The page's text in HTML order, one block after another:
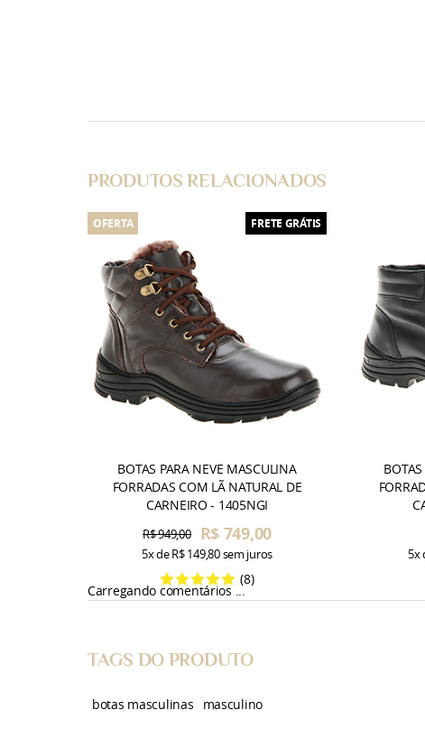
PRODUTOS RELACIONADOS
OFERTA FRETE GRÁTIS
BOTAS PARA NEVE MASCULINA
FORRADAS COM LÃ NATURAL DE
CARNEIRO - 1405NGI
(8)
R$ 949,00 R$ 749,00
5xdeR$ 149,80sem juros 5x
Carregando comentários ...
TAGS DO PRODUTO
botas masculinas masculino